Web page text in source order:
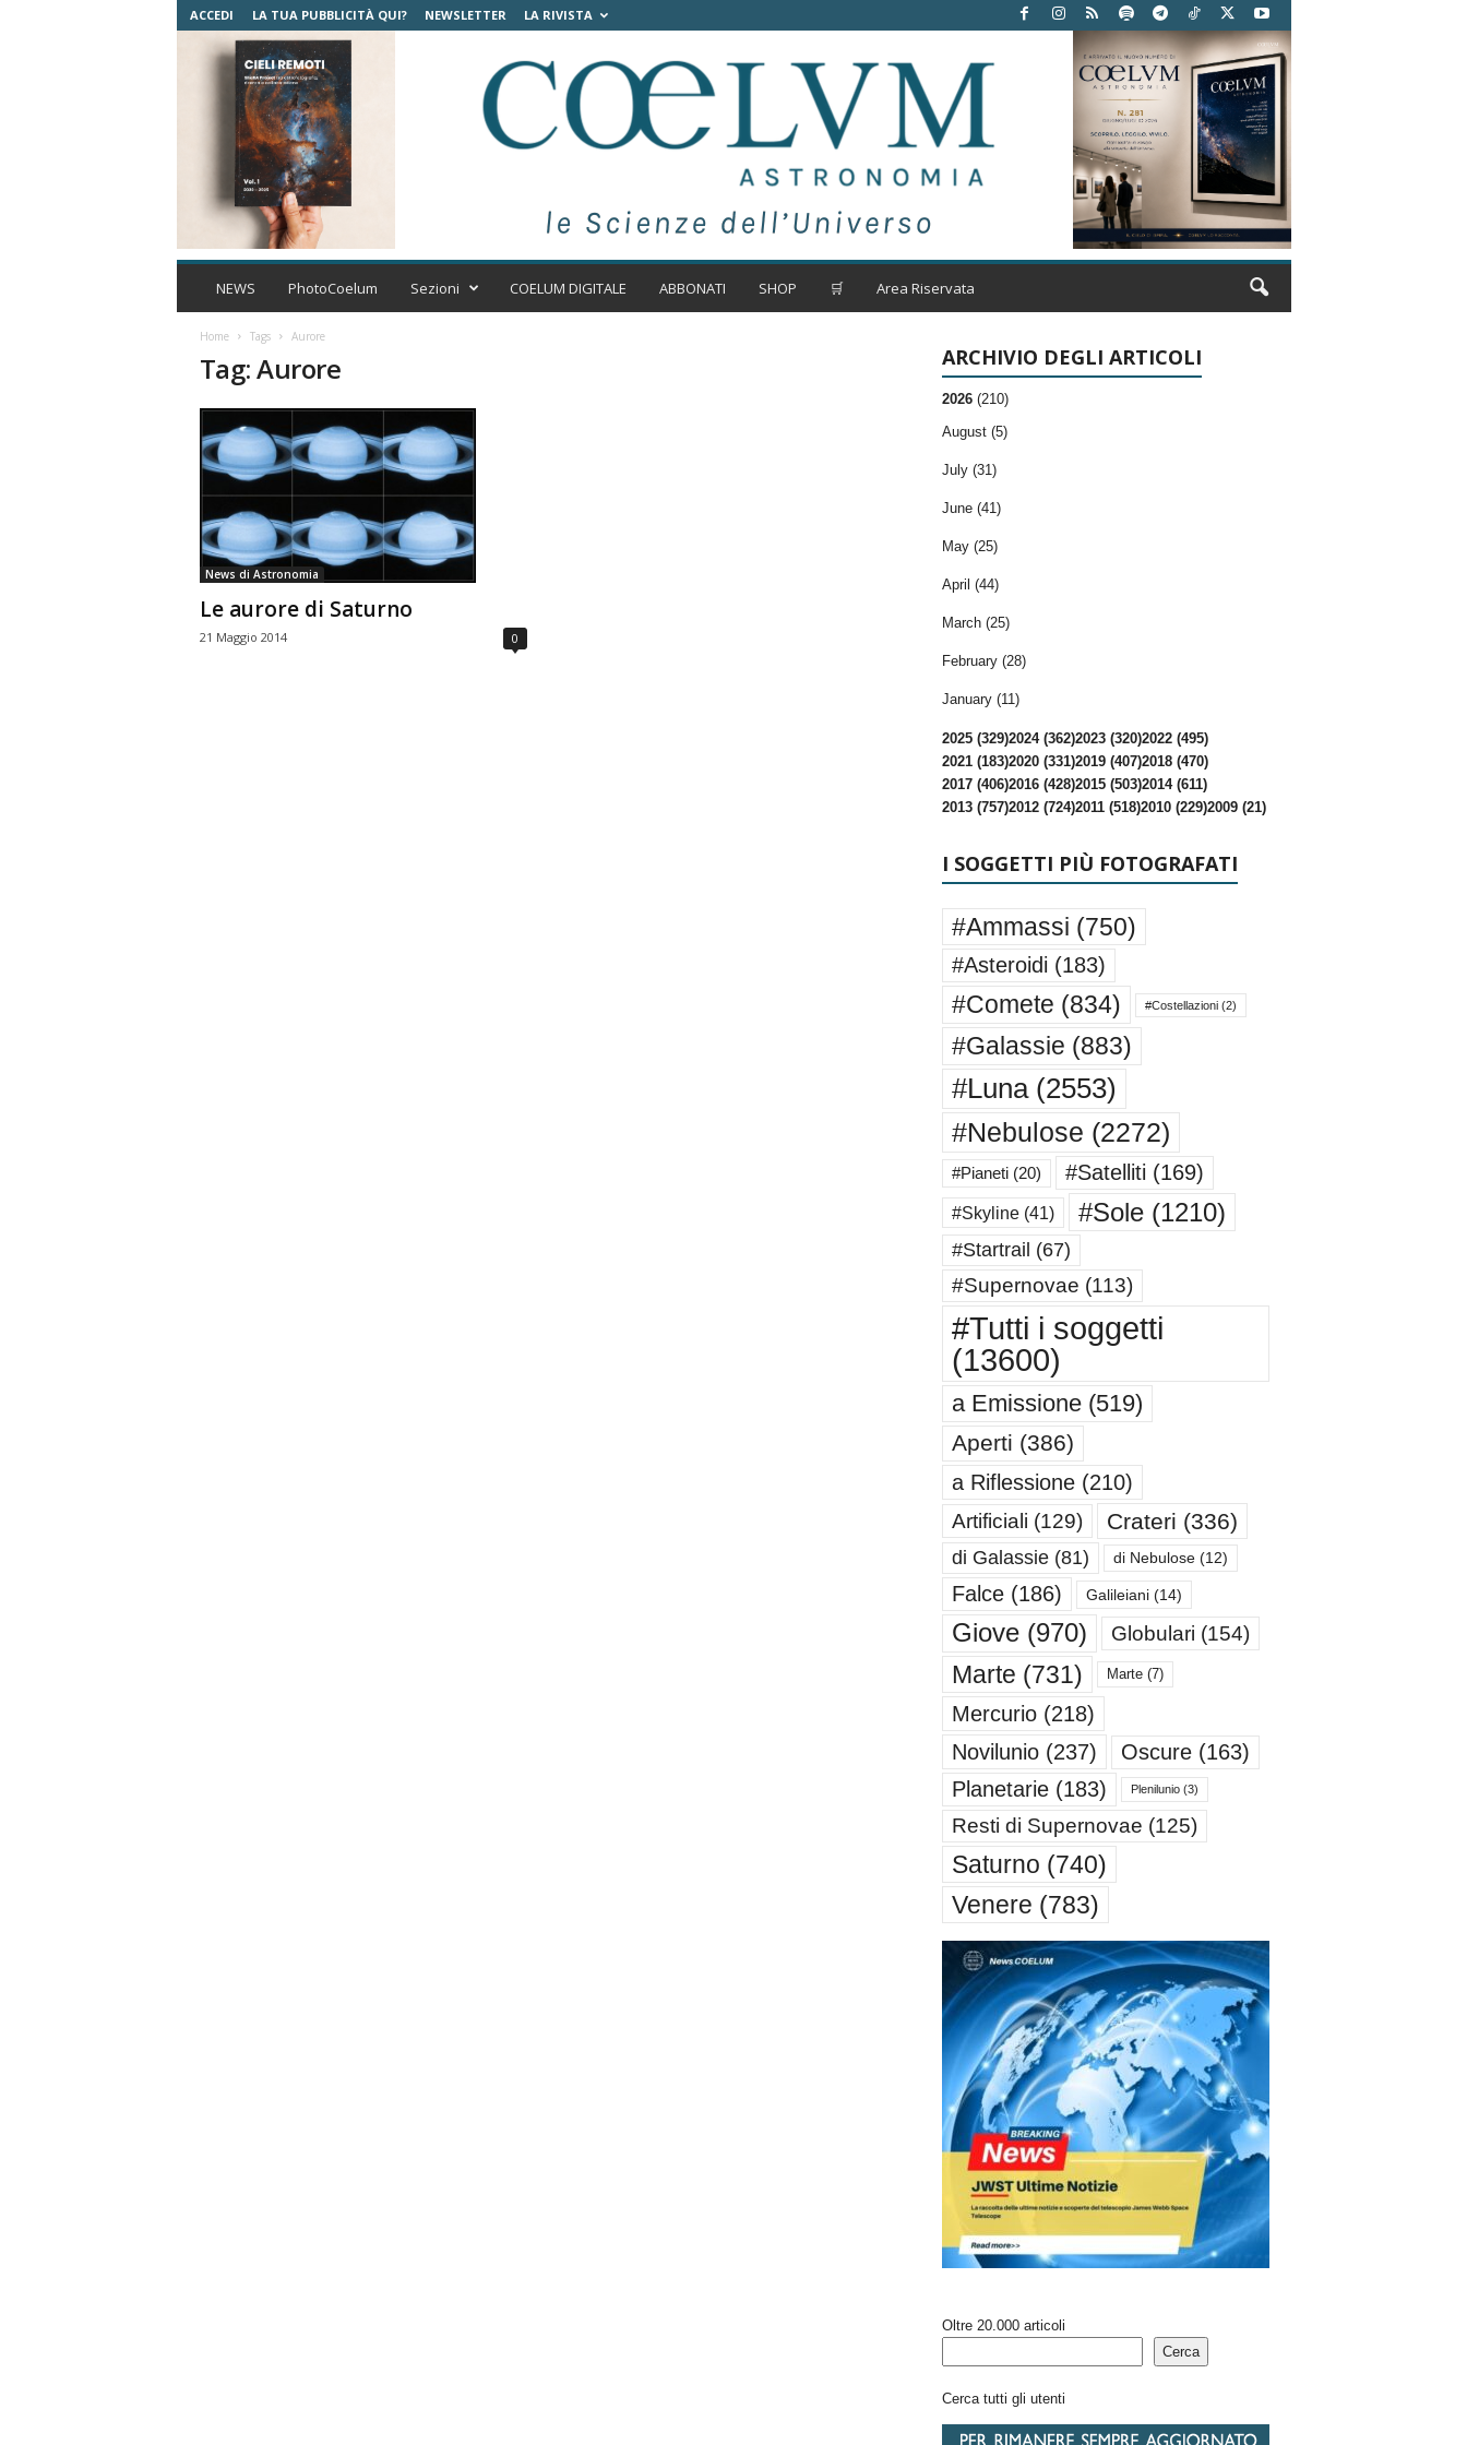
ACCEDI LA TUA PUBBLICITÀ QUI? NEWSLETTER LA RIVISTA
C
t
r
o
m
i
a
NEWS PhotoCoelum Sezioni COELUM DIGITALE ABBONATI SHOP 🛒 Area Riservata
Home Tags Aurore
Tag: Aurore
News di Astronomia
Le aurore di Saturno
21 Maggio 2014 0
ARCHIVIO DEGLI ARTICOLI
2026 (210)
August (5)
July (31)
June (41)
May (25)
April (44)
March (25)
February (28)
January (11)
2025 (329)2024 (362)2023 (320)2022 (495)
2021 (183)2020 (331)2019 (407)2018 (470)
2017 (406)2016 (428)2015 (503)2014 (611)
2013 (757)2012 (724)2011 (518)2010 (229)2009 (21)
I SOGGETTI PIÙ FOTOGRAFATI
#Ammassi (750)
#Asteroidi (183)
#Comete (834) #Costellazioni(2)
#Galassie (883)
#Luna(2553)
#Nebulose (2272)
#Pianeti(20) #Satelliti (169)
#Skyline(41) #Sole(1210)
#Startrail (67)
#Supernovae (113)
#Tutti i soggetti
(13600)
a Emissione(519)
Aperti (386)
a Riflessione(210)
Artificiali (129) Crateri (336)
di Galassie(81) di Nebulose(12)
Falce(186) Galileiani(14)
Giove(970) Globulari (154)
Marte (731) Marte(7)
Mercurio(218)
Novilunio(237) Oscure(163)
Planetarie(183) Plenilunio(3)
Resti di Supernovae (125)
Saturno (740)
Venere (783)
Oltre 20.000 articoli
Cerca
Cerca tutti gli utenti